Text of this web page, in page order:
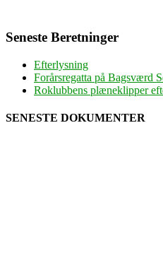
Seneste Beretninger
Efterlysning
Forårsregatta på Bagsværd
Roklubbens plæneklipper
SENESTE DOKUMENTER